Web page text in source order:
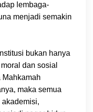
lembaga-
menjadi semakin
bukan hanya
dan sosial
maka semua
akademisi,